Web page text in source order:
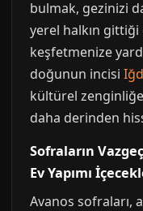
bulmak, gezinizi
yerel halkın gittiği
keşfetmenize
doğunun incisi
kültürel
daha derinden
Sofraların
Ev Yapımı
Avanos sofraları,